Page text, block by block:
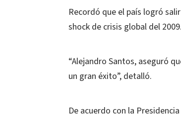
Recordó que el país logró
shock de crisis global del 2009.
“Alejandro Santos, aseguró
un gran éxito”, detalló.
De acuerdo con la